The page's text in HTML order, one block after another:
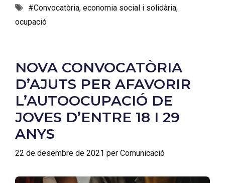
#Convocatòria, economia social i solidària,
ocupació
NOVA CONVOCATÒRIA
D’AJUTS PER AFAVORIR
L’AUTOOCUPACIÓ DE
JOVES D’ENTRE 18 I 29
ANYS
22 de desembre de 2021 per Comunicació